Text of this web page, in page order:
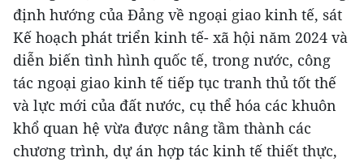
định hướng của Đảng về ngoại giao kinh tế, sát
Kế hoạch phát triển kinh tế- xã hội năm 2024 và
diễn biến tình hình quốc tế, trong nước, công
tác ngoại giao kinh tế tiếp tục tranh thủ tốt thế
và lực mới của đất nước, cụ thể hóa các khuôn
khổ quan hệ vừa được nâng tầm thành các
chương trình, dự án hợp tác kinh tế thiết thực,